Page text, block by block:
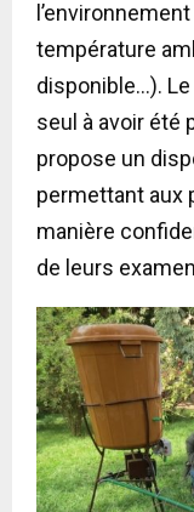
température
disponible…). Le
seul à avoir été
propose un
permettant aux
manière
de leurs